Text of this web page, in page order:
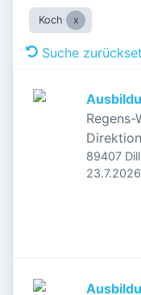
Koch
Suche
Direktion
89407
23.7.2026